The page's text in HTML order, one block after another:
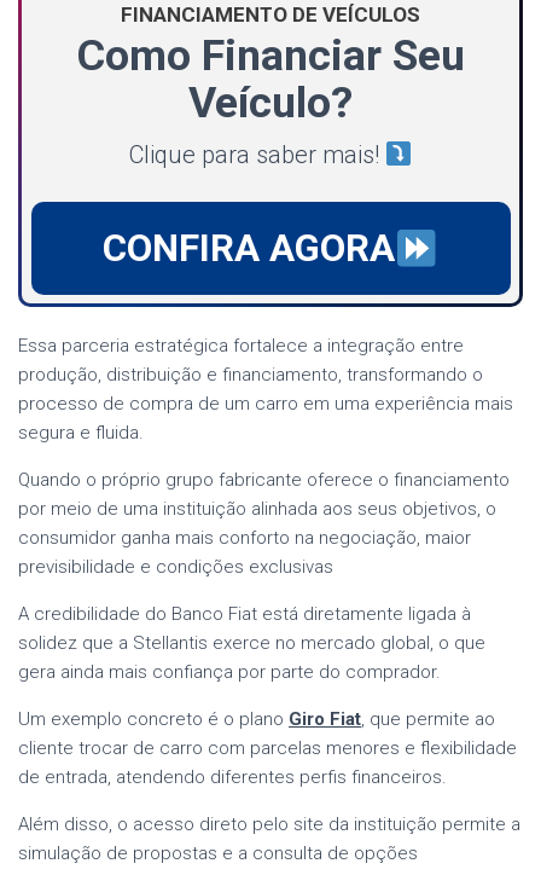
FINANCIAMENTO DE VEÍCULOS
Como Financiar Seu
Veículo?
Clique para saber mais!
CONFIRA AGORA
Essa parceria estratégica fortalece a integração entre
produção, distribuição e financiamento, transformando o
processo de compra de um carro em uma experiência mais
segura e fluida.
Quando o próprio grupo fabricante oferece o financiamento
por meio de uma instituição alinhada aos seus objetivos, o
consumidor ganha mais conforto na negociação, maior
previsibilidade e condições exclusivas
A credibilidade do Banco Fiat está diretamente ligada à
solidez que a Stellantis exerce no mercado global, o que
gera ainda mais confiança por parte do comprador.
Um exemplo concreto é o plano Giro Fiat, que permite ao
cliente trocar de carro com parcelas menores e flexibilidade
de entrada, atendendo diferentes perfis financeiros.
Além disso, o acesso direto pelo site da instituição permite a
simulação de propostas e a consulta de opções